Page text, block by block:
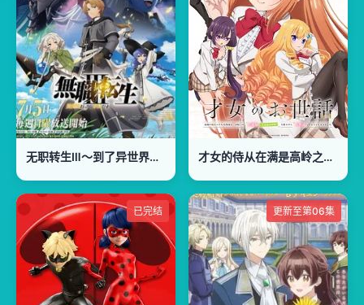
无职转生Ⅲ～到了异世界就拿出真本事 才女的侍从在满是高岭之花的贵族学校暗中照顾(毫无生活自理能力的)学院第一大小姐
已完结 更新至第06集